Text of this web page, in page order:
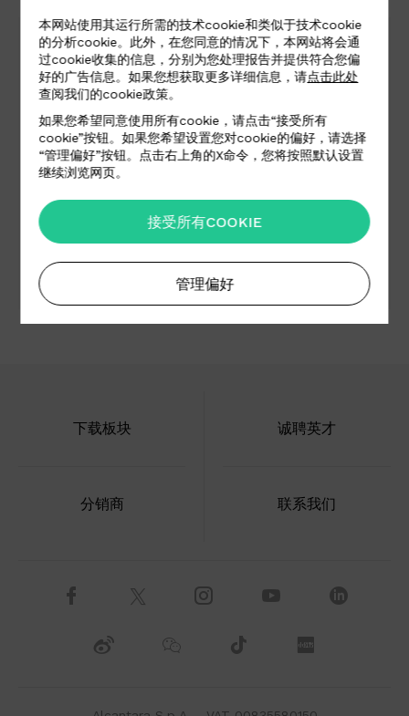
Altfield Ltd
Design Centre Chelsea Harbour, Lots Road,
London, SW10 0XE
Uk
Tel +44 (0) 20 7351 5893
Fax +44 (0) 20 7376 5667
Emailshowroom@altfield.com
下载板块 诚聘英才
分销商 联系我们
本网站使用其运行所需的技术cookie和类似于技术cookie
的分析cookie。此外，在您同意的情况下，本网站将会通
过cookie收集的信息，分别为您处理报告并提供符合您偏
好的广告信息。如果您想获取更多详细信息，请点击此处
查阅我们的cookie政策。
如果您希望同意使用所有cookie，请点击“接受所有
cookie”按钮。如果您希望设置您对cookie的偏好，请选择
“管理偏好”按钮。点击右上角的X命令，您将按照默认设置
继续浏览网页。
接受所有COOKIE
管理偏好